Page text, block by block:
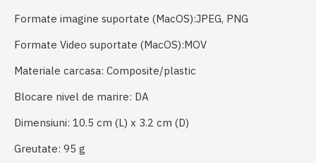
Formate imagine suportate (MacOS):JPEG, PNG
Formate Video suportate (MacOS):MOV
Materiale carcasa: Composite/plastic
Blocare nivel de marire: DA
Dimensiuni: 10.5 cm (L) x 3.2 cm (D)
Greutate: 95 g